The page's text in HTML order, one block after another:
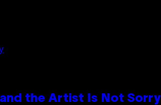
the Artist Is Not Sorry